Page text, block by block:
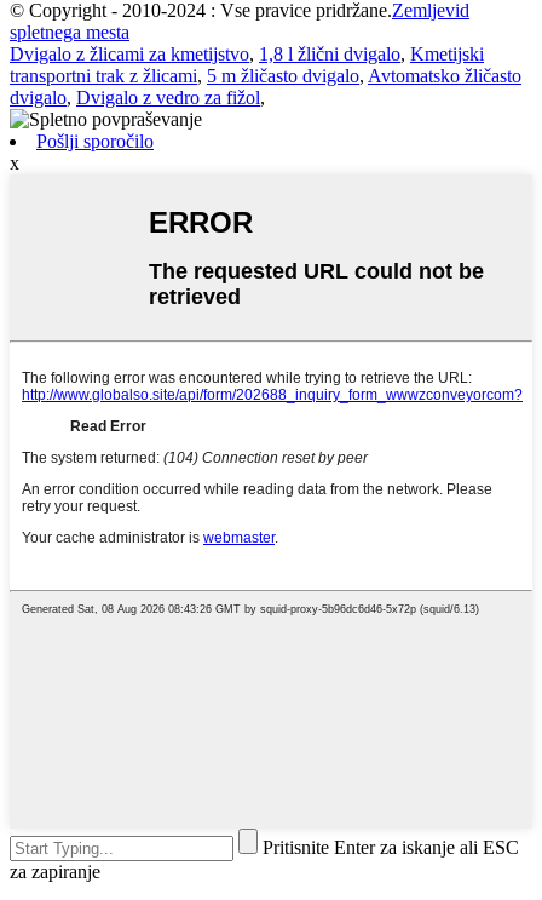
© Copyright - 2010-2024 : Vse pravice pridržane.Zemljevid
spletnega mesta
Dvigalo z žlicami za kmetijstvo, 1,8 l žlični dvigalo, Kmetijski
transportni trak z žlicami, 5 m žličasto dvigalo, Avtomatsko žličasto
dvigalo, Dvigalo z vedro za fižol,
Pošlji sporočilo
x
Pritisnite Enter za iskanje ali ESC
za zapiranje